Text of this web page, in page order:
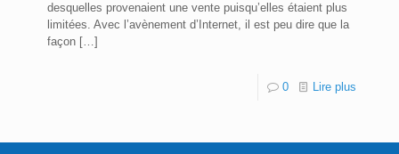
desquelles provenaient une vente puisqu’elles étaient plus
limitées. Avec l’avènement d’Internet, il est peu dire que la
façon […]
0 Lire plus